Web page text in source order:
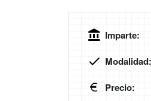
Imparte:
Modalidad:
Precio: